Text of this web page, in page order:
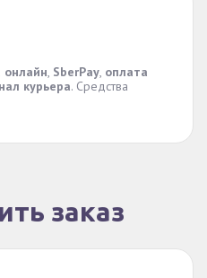
онлайн, SberPay, оплата
курьера. Средства
заказ